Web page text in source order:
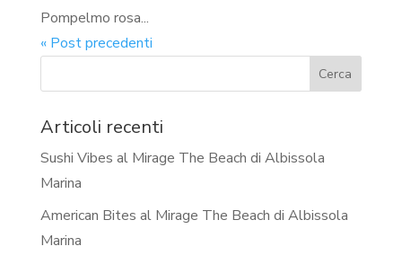
Pompelmo rosa...
« Post precedenti
Articoli recenti
Sushi Vibes al Mirage The Beach di Albissola
Marina
American Bites al Mirage The Beach di Albissola
Marina